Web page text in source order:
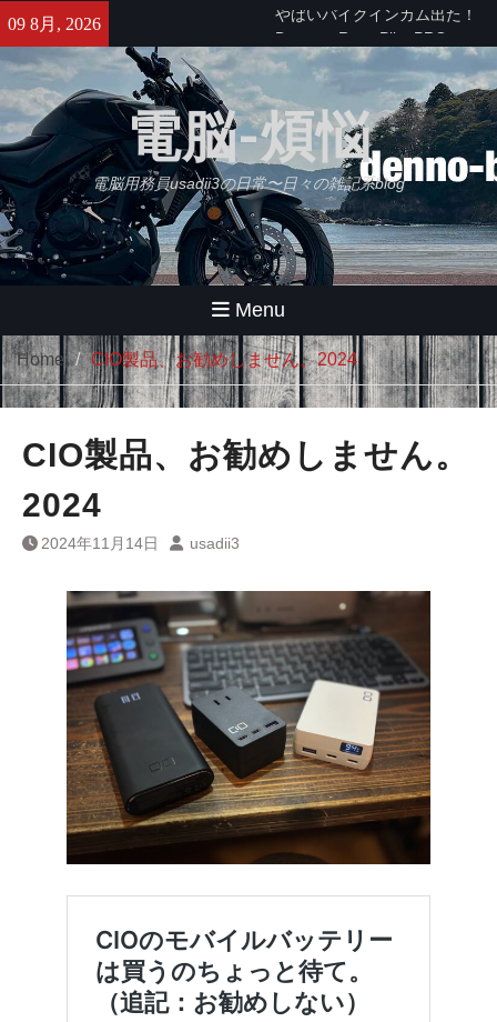
content
09 8月, 2026
せっかくなのでObsidianをもう
少し使ってみる・・・【追記】
と、思ったけどやっぱムリ。
久々にB2さんとラーメンツー
やばいバイクインカム出た！
Daytona Reso Pilot PRO
電脳-煩悩
電脳用務員usadii3の日常〜日々の雑記系blog
Menu
Home CIO製品、お勧めしません。2024
CIO製品、お勧めしません。
2024
2024年11月14日 usadii3